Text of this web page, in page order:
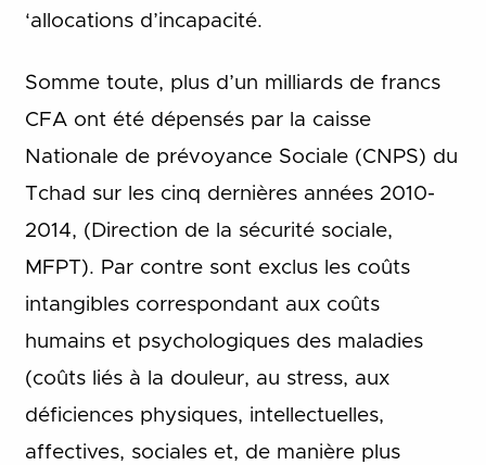
‘allocations d’incapacité.
Somme toute, plus d’un milliards de francs
CFA ont été dépensés par la caisse
Nationale de prévoyance Sociale (CNPS) du
Tchad sur les cinq dernières années 2010-
2014, (Direction de la sécurité sociale,
MFPT). Par contre sont exclus les coûts
intangibles correspondant aux coûts
humains et psychologiques des maladies
(coûts liés à la douleur, au stress, aux
déficiences physiques, intellectuelles,
affectives, sociales et, de manière plus